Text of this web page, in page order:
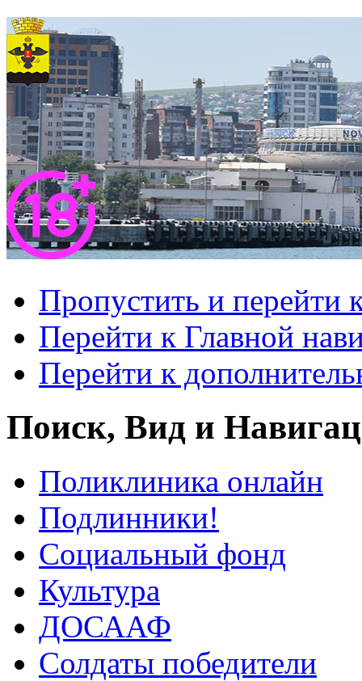
Пропустить и перейти
Перейти к Главной
Перейти к
Поиск, Вид и
Поликлиника онлайн
Подлинники!
Социальный фонд
Культура
ДОСААФ
Солдаты победители